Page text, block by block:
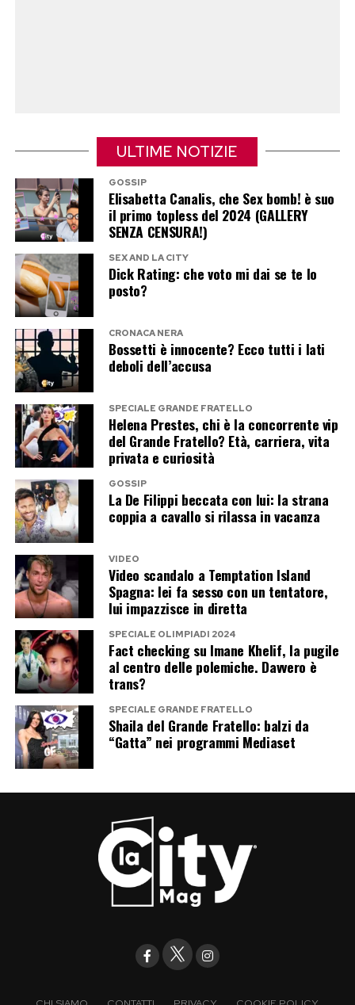
ULTIME NOTIZIE
GOSSIP
Elisabetta Canalis, che Sex bomb! è suo
il primo topless del 2024 (GALLERY
SENZA CENSURA!)
SEX AND LA CITY
Dick Rating: che voto mi dai se te lo
posto?
CRONACA NERA
Bossetti è innocente? Ecco tutti i lati
deboli dell’accusa
SPECIALE GRANDE FRATELLO
Helena Prestes, chi è la concorrente vip
del Grande Fratello? Età, carriera, vita
privata e curiosità
GOSSIP
La De Filippi beccata con lui: la strana
coppia a cavallo si rilassa in vacanza
VIDEO
Video scandalo a Temptation Island
Spagna: lei fa sesso con un tentatore,
lui impazzisce in diretta
SPECIALE OLIMPIADI 2024
Fact checking su Imane Khelif, la pugile
al centro delle polemiche. Davvero è
trans?
SPECIALE GRANDE FRATELLO
Shaila del Grande Fratello: balzi da
“Gatta” nei programmi Mediaset